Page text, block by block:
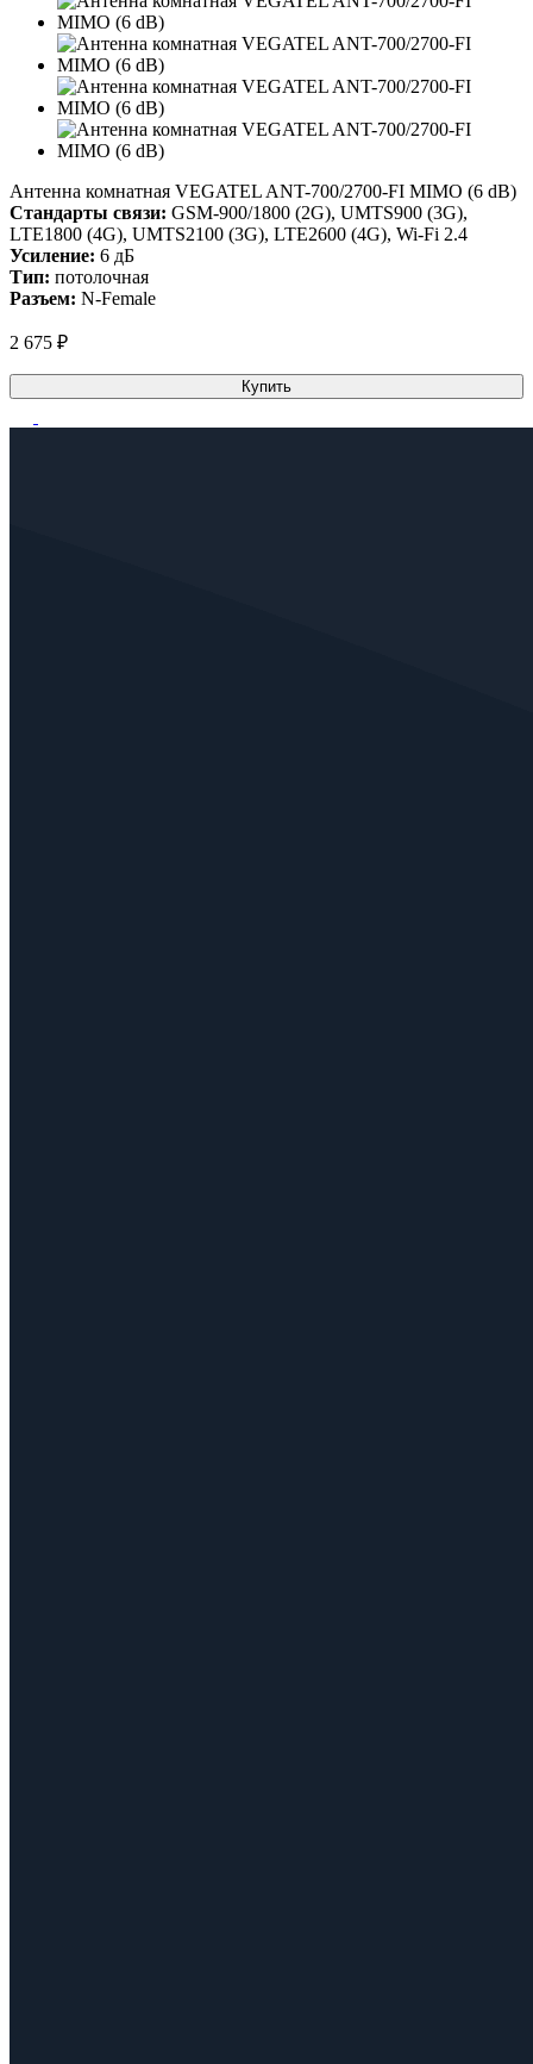
Антенна комнатная VEGATEL ANT-700/2700-FI MIMO (6 dB)
Стандарты связи: GSM-900/1800 (2G), UMTS900 (3G),
LTE1800 (4G), UMTS2100 (3G), LTE2600 (4G), Wi-Fi 2.4
Усиление: 6 дБ
Тип: потолочная
Разъем: N-Female
2 675 ₽
Купить